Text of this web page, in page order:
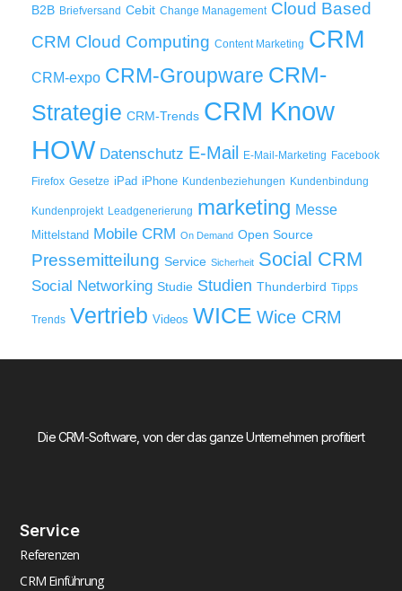
B2B Briefversand Cebit Change Management Cloud Based
CRM Cloud Computing Content Marketing CRM
CRM-expo CRM-Groupware CRM-
Strategie CRM-Trends CRM Know
HOW Datenschutz E-Mail E-Mail-Marketing Facebook
Firefox Gesetze iPad iPhone Kundenbeziehungen Kundenbindung
Kundenprojekt Leadgenerierung marketing Messe
Mittelstand Mobile CRM On Demand Open Source
Pressemitteilung Service Sicherheit Social CRM
Social Networking Studie Studien Thunderbird Tipps
Trends Vertrieb Videos WICE Wice CRM
Die CRM-Software, von der das ganze Unternehmen profitiert
Service
Referenzen
CRM Einführung